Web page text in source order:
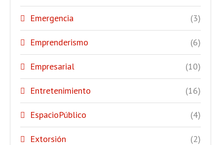
Emergencia (3)
Emprenderismo (6)
Empresarial (10)
Entretenimiento (16)
EspacioPúblico (4)
Extorsión (2)